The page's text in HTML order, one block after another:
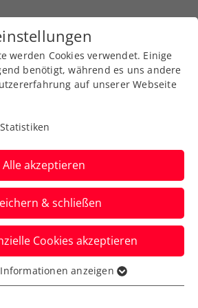
Ofner knackt
die Top 50
in Kasachstans
Jetzt wartet die ATP-
Wachta, 02.10.2023
werden Cookies verwendet. Einige
benötigt, während es uns andere
auf unserer Webseite
Statistiken
Alle akzeptieren
& schließen
Cookies akzeptieren
werden für grundlegende
anzeigen